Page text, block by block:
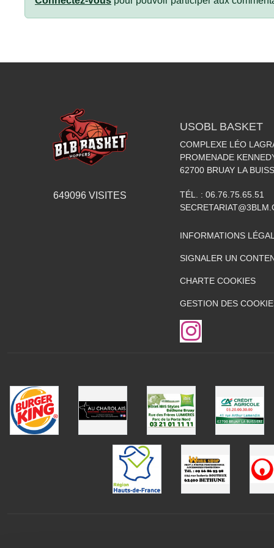
649096 VISITES
USOBL BASKET
COMPLEXE LÉO
PROMENADE
62700 BRUAY LA
TÉL. : 06.76.75.65.51
INFORMATIONS
SIGNALER UN
CHARTE COOKIES
GESTION DES